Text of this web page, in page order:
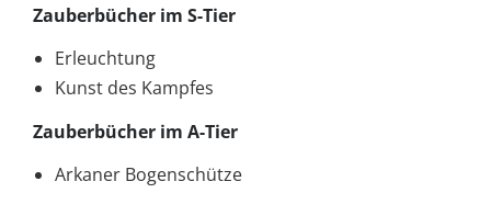
Zauberbücher im S-Tier
Erleuchtung
Kunst des Kampfes
Zauberbücher im A-Tier
Arkaner Bogenschütze